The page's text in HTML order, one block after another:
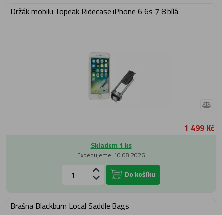
Držák mobilu Topeak Ridecase iPhone 6 6s 7 8 bílá
1 499 Kč
Skladem 1 ks
Expedujeme: 10.08.2026
Do košíku
Brašna Blackburn Local Saddle Bags